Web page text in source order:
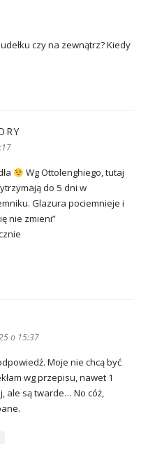
czy na zewnątrz? Kiedy
Wg Ottolenghiego, tutaj
do 5 dni w
Glazura pociemnieje i
nie zmieni”
o 15:37
Moje nie chcą być
wg przepisu, nawet 1
ale są twarde… No cóż,